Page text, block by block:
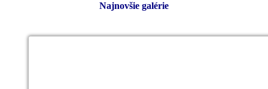
Najnovšie galérie